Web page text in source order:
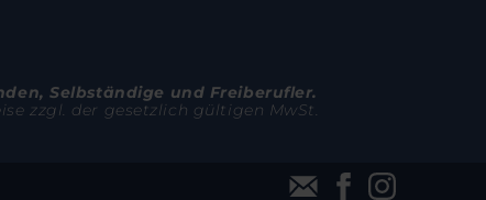
Selbständige und Freiberufler.
zzgl. der gesetzlich gültigen MwSt.